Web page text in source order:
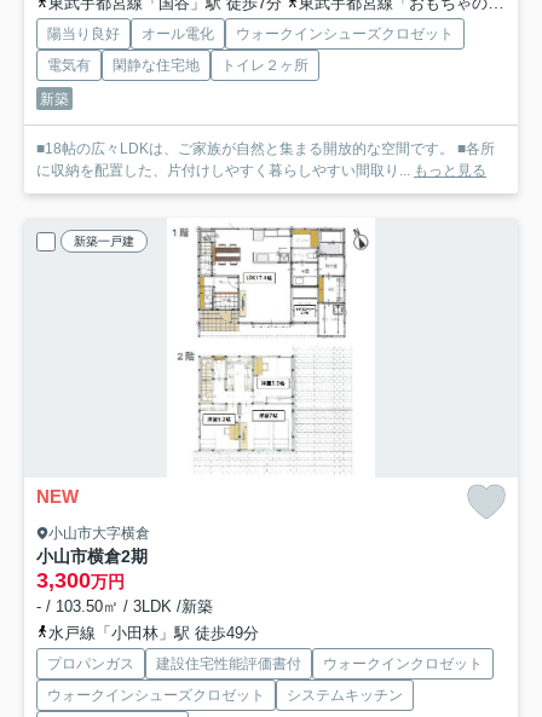
陽当り良好 オール電化
ウォークインシューズクロゼット
電気有
閑静な住宅地
トイレ２ヶ所
新築
■18帖の広々LDKは、ご家族が自然と集まる開放的な空間です。 ■各所
に収納を配置した、片付けしやすく暮らしやすい間取り... もっと見る
新築一戸建
NEW
小山市大字横倉
小山市横倉2期
3,300万円
- / 103.50㎡ / 3LDK /新築
水戸線「小田林」駅 徒歩49分
プロパンガス 建設住宅性能評価書付
ウォークインクロゼット
ウォークインシューズクロゼット
システムキッチン